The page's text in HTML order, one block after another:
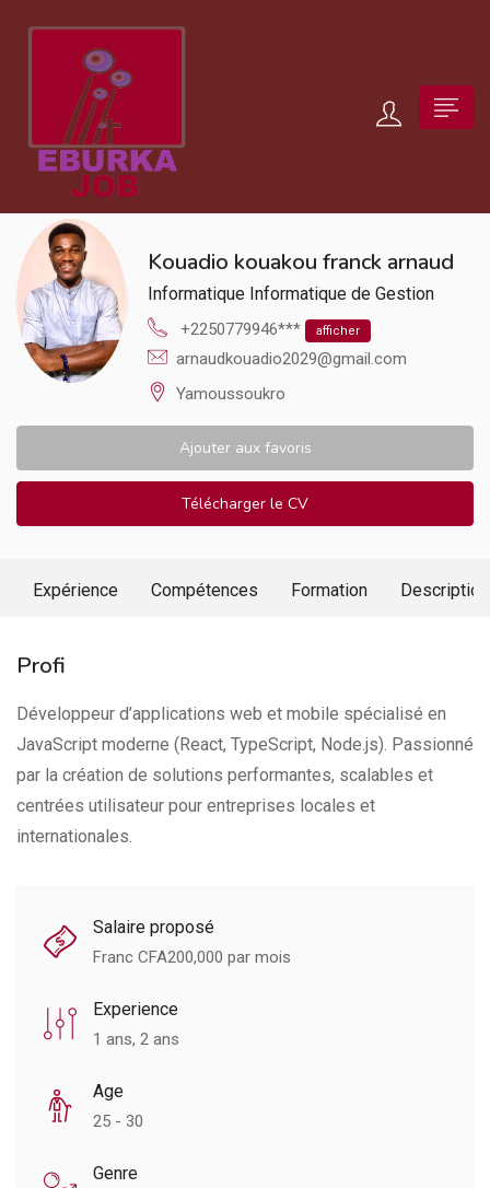
Kouadio kouakou franck arnaud
Informatique Informatique de Gestion
+2250779946*** afficher
arnaudkouadio2029@gmail.com
Yamoussoukro
Ajouter aux favoris
Télécharger le CV
Expérience Compétences Formation Description
Profi
Développeur d’applications web et mobile spécialisé en
JavaScript moderne (React, TypeScript, Node.js). Passionné
par la création de solutions performantes, scalables et
centrées utilisateur pour entreprises locales et
internationales.
Salaire proposé
Franc CFA200,000 par mois
Experience
1 ans, 2 ans
Age
25 - 30
Genre